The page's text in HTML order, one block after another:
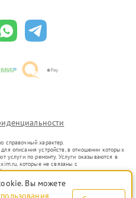
справочный характер.
описания устройств, в отношении которых
услуги по ремонту. Услуги оказываются в
которые не связаны с
представителями.
в гражданский оборот в соответствии
цели индивидуализации услуг или введения
Вы можете